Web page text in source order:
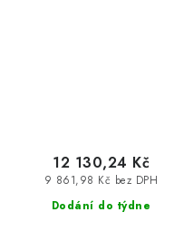
Dodání do týdne
9 861,98 Kč bez DPH
12 130,24 Kč